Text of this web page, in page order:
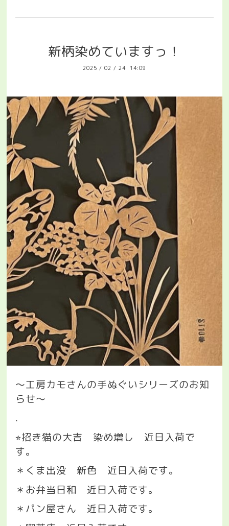
新柄染めていますっ！
2025 / 02 / 24 14:09
〜工房カモさんの手ぬぐいシリーズのお知
らせ〜
.
⭐︎招き猫の大吉 染め増し 近日入荷で
す。
＊くま出没 新色 近日入荷です。
＊お弁当日和 近日入荷です。
＊パン屋さん 近日入荷です。